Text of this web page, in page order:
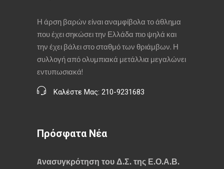
Η άρση βαρών είναι αναμφίβολα το άθλημα
που έχει σηκώσει την Ελλάδα πιο ψηλά και
την έχει βάλει στο σταθμό των θριάμβων. Η
συλλογή από ολυμπιακά μετάλλια μεγαλώνει
εντυπωσιακά!
Καλέστε Μας: 210-9231683
Πρόσφατα Νέα
Aνασυγκρότηση του Δ.Σ. της Ε.Ο.Α.Β.